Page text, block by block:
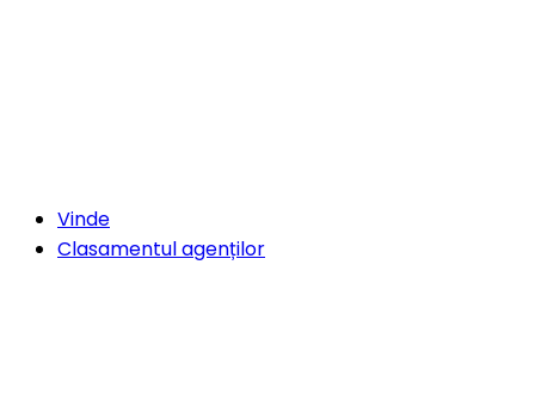
Vinde
Clasamentul agenților